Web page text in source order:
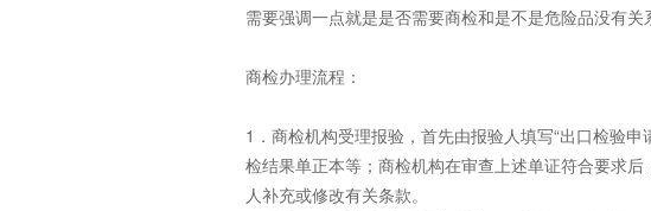
需要强调一点就是是否需要商检和是不是危险品没有
商检办理流程：
1．商检机构受理报验，首先由报验人填写“出口检验
检结果单正本等；商检机构在审查上述单证符合要求
人补充或修改有关条款。